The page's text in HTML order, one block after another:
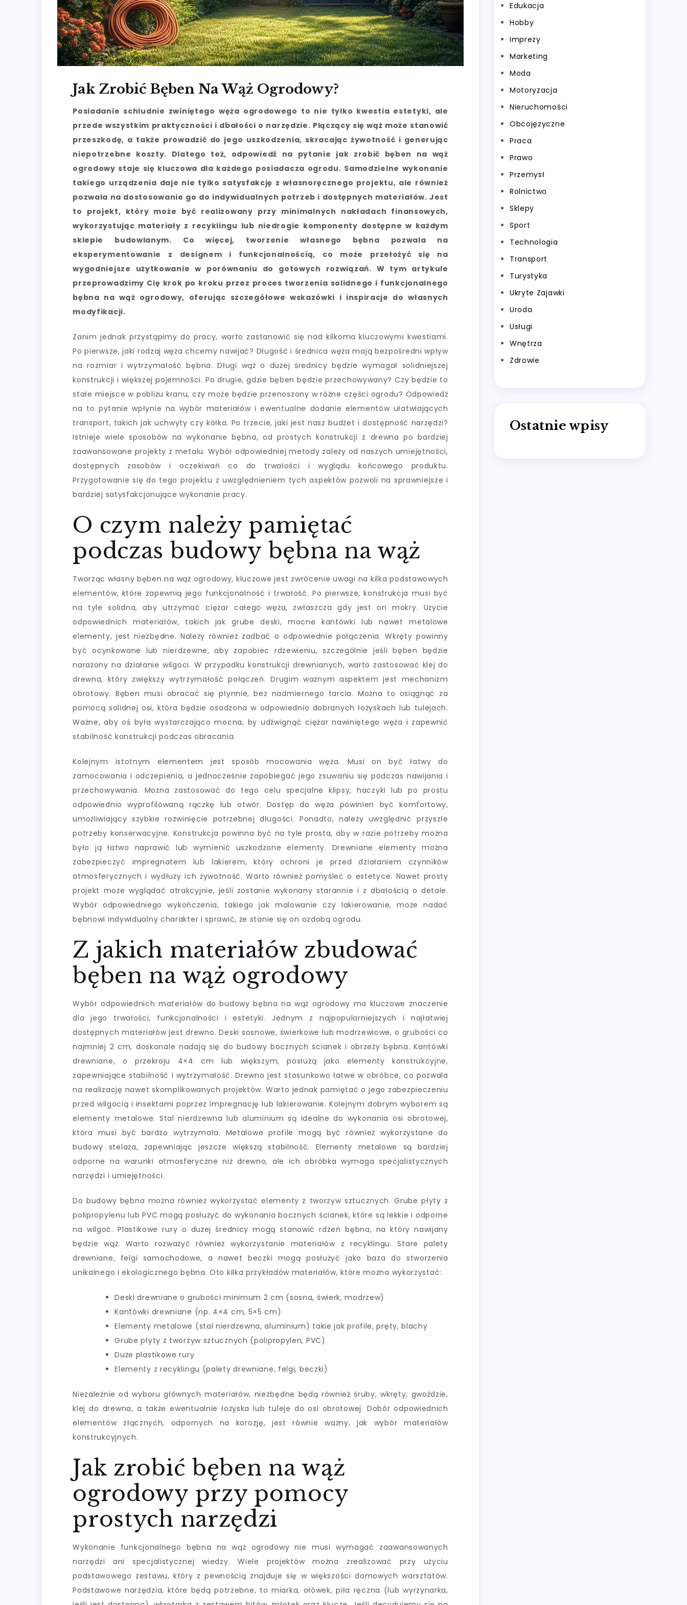
Jak Zrobić Bęben Na Wąż Ogrodowy?
Posiadanie schludnie zwiniętego węża ogrodowego to nie tylko kwestia estetyki, ale
przede wszystkim praktyczności i dbałości o narzędzie. Plączący się wąż może stanowić
przeszkodę, a także prowadzić do jego uszkodzenia, skracając żywotność i generując
niepotrzebne koszty. Dlatego też, odpowiedź na pytanie jak zrobić bęben na wąż
ogrodowy staje się kluczowa dla każdego posiadacza ogrodu. Samodzielne wykonanie
takiego urządzenia daje nie tylko satysfakcję z własnoręcznego projektu, ale również
pozwala na dostosowanie go do indywidualnych potrzeb i dostępnych materiałów. Jest
to projekt, który może być realizowany przy minimalnych nakładach finansowych,
wykorzystując materiały z recyklingu lub niedrogie komponenty dostępne w każdym
sklepie budowlanym. Co więcej, tworzenie własnego bębna pozwala na
eksperymentowanie z designem i funkcjonalnością, co może przełożyć się na
wygodniejsze użytkowanie w porównaniu do gotowych rozwiązań. W tym artykule
przeprowadzimy Cię krok po kroku przez proces tworzenia solidnego i funkcjonalnego
bębna na wąż ogrodowy, oferując szczegółowe wskazówki i inspiracje do własnych
modyfikacji.
Zanim jednak przystąpimy do pracy, warto zastanowić się nad kilkoma kluczowymi kwestiami.
Po pierwsze, jaki rodzaj węża chcemy nawijać? Długość i średnica węża mają bezpośredni wpływ
na rozmiar i wytrzymałość bębna. Długi wąż o dużej średnicy będzie wymagał solidniejszej
konstrukcji i większej pojemności. Po drugie, gdzie bęben będzie przechowywany? Czy będzie to
stałe miejsce w pobliżu kranu, czy może będzie przenoszony w różne części ogrodu? Odpowiedź
na to pytanie wpłynie na wybór materiałów i ewentualne dodanie elementów ułatwiających
transport, takich jak uchwyty czy kółka. Po trzecie, jaki jest nasz budżet i dostępność narzędzi?
Istnieje wiele sposobów na wykonanie bębna, od prostych konstrukcji z drewna po bardziej
zaawansowane projekty z metalu. Wybór odpowiedniej metody zależy od naszych umiejętności,
dostępnych zasobów i oczekiwań co do trwałości i wyglądu końcowego produktu.
Przygotowanie się do tego projektu z uwzględnieniem tych aspektów pozwoli na sprawniejsze i
bardziej satysfakcjonujące wykonanie pracy.
O czym należy pamiętać
podczas budowy bębna na wąż
Tworząc własny bęben na wąż ogrodowy, kluczowe jest zwrócenie uwagi na kilka podstawowych
elementów, które zapewnią jego funkcjonalność i trwałość. Po pierwsze, konstrukcja musi być
na tyle solidna, aby utrzymać ciężar całego węża, zwłaszcza gdy jest on mokry. Użycie
odpowiednich materiałów, takich jak grube deski, mocne kantówki lub nawet metalowe
elementy, jest niezbędne. Należy również zadbać o odpowiednie połączenia. Wkręty powinny
być ocynkowane lub nierdzewne, aby zapobiec rdzewieniu, szczególnie jeśli bęben będzie
narażony na działanie wilgoci. W przypadku konstrukcji drewnianych, warto zastosować klej do
drewna, który zwiększy wytrzymałość połączeń. Drugim ważnym aspektem jest mechanizm
obrotowy. Bęben musi obracać się płynnie, bez nadmiernego tarcia. Można to osiągnąć za
pomocą solidnej osi, która będzie osadzona w odpowiednio dobranych łożyskach lub tulejach.
Ważne, aby oś była wystarczająco mocna, by udźwignąć ciężar nawiniętego węża i zapewnić
stabilność konstrukcji podczas obracania.
Kolejnym istotnym elementem jest sposób mocowania węża. Musi on być łatwy do
zamocowania i odczepienia, a jednocześnie zapobiegać jego zsuwaniu się podczas nawijania i
przechowywania. Można zastosować do tego celu specjalne klipsy, haczyki lub po prostu
odpowiednio wyprofilowaną rączkę lub otwór. Dostęp do węża powinien być komfortowy,
umożliwiający szybkie rozwinięcie potrzebnej długości. Ponadto, należy uwzględnić przyszłe
potrzeby konserwacyjne. Konstrukcja powinna być na tyle prosta, aby w razie potrzeby można
było ją łatwo naprawić lub wymienić uszkodzone elementy. Drewniane elementy można
zabezpieczyć impregnatem lub lakierem, który ochroni je przed działaniem czynników
atmosferycznych i wydłuży ich żywotność. Warto również pomyśleć o estetyce. Nawet prosty
projekt może wyglądać atrakcyjnie, jeśli zostanie wykonany starannie i z dbałością o detale.
Wybór odpowiedniego wykończenia, takiego jak malowanie czy lakierowanie, może nadać
bębnowi indywidualny charakter i sprawić, że stanie się on ozdobą ogrodu.
Z jakich materiałów zbudować
bęben na wąż ogrodowy
Wybór odpowiednich materiałów do budowy bębna na wąż ogrodowy ma kluczowe znaczenie
dla jego trwałości, funkcjonalności i estetyki. Jednym z najpopularniejszych i najłatwiej
dostępnych materiałów jest drewno. Deski sosnowe, świerkowe lub modrzewiowe, o grubości co
najmniej 2 cm, doskonale nadają się do budowy bocznych ścianek i obrzeży bębna. Kantówki
drewniane, o przekroju 4×4 cm lub większym, posłużą jako elementy konstrukcyjne,
zapewniające stabilność i wytrzymałość. Drewno jest stosunkowo łatwe w obróbce, co pozwala
na realizację nawet skomplikowanych projektów. Warto jednak pamiętać o jego zabezpieczeniu
przed wilgocią i insektami poprzez impregnację lub lakierowanie. Kolejnym dobrym wyborem są
elementy metalowe. Stal nierdzewna lub aluminium są idealne do wykonania osi obrotowej,
która musi być bardzo wytrzymała. Metalowe profile mogą być również wykorzystane do
budowy stelaża, zapewniając jeszcze większą stabilność. Elementy metalowe są bardziej
odporne na warunki atmosferyczne niż drewno, ale ich obróbka wymaga specjalistycznych
narzędzi i umiejętności.
Do budowy bębna można również wykorzystać elementy z tworzyw sztucznych. Grube płyty z
polipropylenu lub PVC mogą posłużyć do wykonania bocznych ścianek, które są lekkie i odporne
na wilgoć. Plastikowe rury o dużej średnicy mogą stanowić rdzeń bębna, na który nawijany
będzie wąż. Warto rozważyć również wykorzystanie materiałów z recyklingu. Stare palety
drewniane, felgi samochodowe, a nawet beczki mogą posłużyć jako baza do stworzenia
unikalnego i ekologicznego bębna. Oto kilka przykładów materiałów, które można wykorzystać:
Deski drewniane o grubości minimum 2 cm (sosna, świerk, modrzew)
Kantówki drewniane (np. 4×4 cm, 5×5 cm)
Elementy metalowe (stal nierdzewna, aluminium) takie jak profile, pręty, blachy
Grube płyty z tworzyw sztucznych (polipropylen, PVC)
Duże plastikowe rury
Elementy z recyklingu (palety drewniane, felgi, beczki)
Niezależnie od wyboru głównych materiałów, niezbędne będą również śruby, wkręty, gwoździe,
klej do drewna, a także ewentualnie łożyska lub tuleje do osi obrotowej. Dobór odpowiednich
elementów złącznych, odpornych na korozję, jest równie ważny, jak wybór materiałów
konstrukcyjnych.
Jak zrobić bęben na wąż
ogrodowy przy pomocy
prostych narzędzi
Wykonanie funkcjonalnego bębna na wąż ogrodowy nie musi wymagać zaawansowanych
narzędzi ani specjalistycznej wiedzy. Wiele projektów można zrealizować przy użyciu
podstawowego zestawu, który z pewnością znajduje się w większości domowych warsztatów.
Podstawowe narzędzia, które będą potrzebne, to miarka, ołówek, piła ręczna (lub wyrzynarka,
Edukacja
Hobby
Imprezy
Marketing
Moda
Motoryzacja
Nieruchomości
Obcojęzyczne
Praca
Prawo
Przemysł
Rolnictwo
Sklepy
Sport
Technologia
Transport
Turystyka
Ukryte Zajawki
Uroda
Usługi
Wnętrza
Zdrowie
Ostatnie wpisy